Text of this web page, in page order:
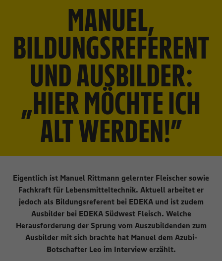
MANUEL,
BILDUNGSREFERENT
UND AUSBILDER:
„HIER MÖCHTE ICH
ALT WERDEN!”
Eigentlich ist Manuel Rittmann gelernter Fleischer sowie
Fachkraft für Lebensmitteltechnik. Aktuell arbeitet er
jedoch als Bildungsreferent bei EDEKA und ist zudem
Ausbilder bei EDEKA Südwest Fleisch. Welche
Herausforderung der Sprung vom Auszubildenden zum
Ausbilder mit sich brachte hat Manuel dem Azubi-
Botschafter Leo im Interview erzählt.